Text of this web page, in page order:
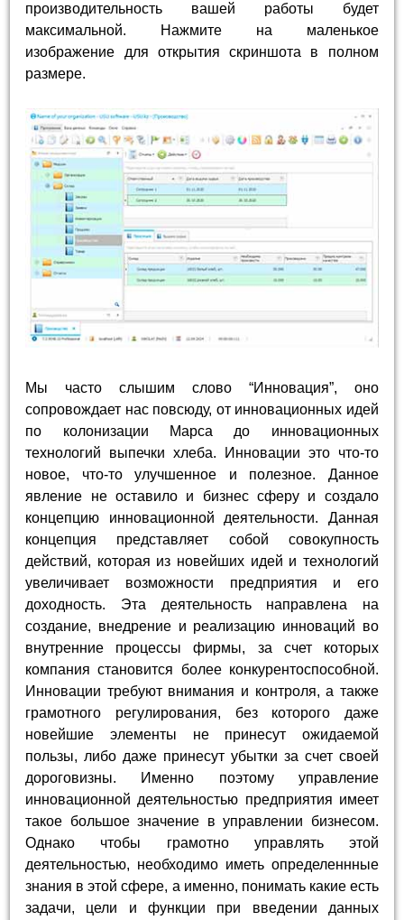
производительность вашей работы будет
максимальной. Нажмите на маленькое
изображение для открытия скриншота в полном
размере.
Мы часто слышим слово “Инновация”, оно
сопровождает нас повсюду, от инновационных идей
по колонизации Марса до инновационных
технологий выпечки хлеба. Инновации это что-то
новое, что-то улучшенное и полезное. Данное
явление не оставило и бизнес сферу и создало
концепцию инновационной деятельности. Данная
концепция представляет собой совокупность
действий, которая из новейших идей и технологий
увеличивает возможности предприятия и его
доходность. Эта деятельность направлена на
создание, внедрение и реализацию инноваций во
внутренние процессы фирмы, за счет которых
компания становится более конкурентоспособной.
Инновации требуют внимания и контроля, а также
грамотного регулирования, без которого даже
новейшие элементы не принесут ожидаемой
пользы, либо даже принесут убытки за счет своей
дороговизны. Именно поэтому управление
инновационной деятельностью предприятия имеет
такое большое значение в управлении бизнесом.
Однако чтобы грамотно управлять этой
деятельностью, необходимо иметь определеннные
знания в этой сфере, а именно, понимать какие есть
задачи, цели и функции при введении данных